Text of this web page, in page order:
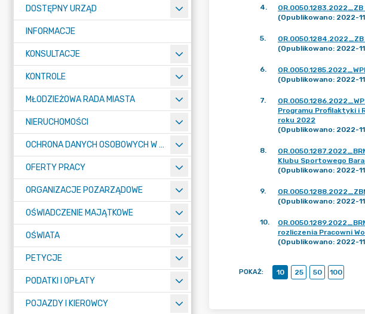
DOSTĘPNY URZĄD
INFORMACJE
KONSULTACJE
KONTROLE
MŁODZIEŻOWA RADA MIASTA
NIERUCHOMOŚCI
OCHRONA DANYCH OSOBOWYCH W URZĘDZIE MIASTA ŻORY - RODO
OFERTY PRACY
ORGANIZACJE POZARZĄDOWE
OŚWIADCZENIE MAJĄTKOWE
OŚWIATA
PETYCJE
PODATKI I OPŁATY
POJAZDY I KIEROWCY
4.
(Opublikowano: 2022-
5.
(Opublikowano: 2022-
6.
(Opublikowano: 2022-
7.
Programu Profilaktyki i
roku 2022
(Opublikowano: 2022-
8.
Klubu Sportowego
(Opublikowano: 2022-
9.
(Opublikowano: 2022-
10.
rozliczenia Pracowni
(Opublikowano: 2022-
POKAŻ: 10 25 50 100